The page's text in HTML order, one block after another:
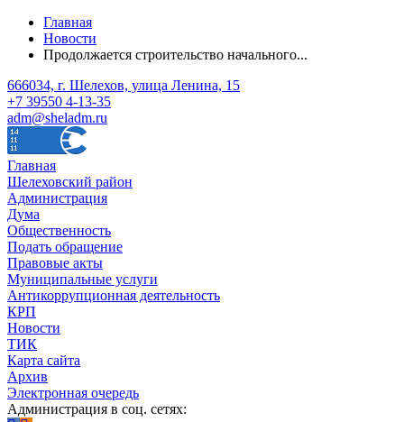
Главная
Новости
Продолжается строительство начального...
666034, г. Шелехов, улица Ленина, 15
+7 39550 4-13-35
adm@sheladm.ru
Главная
Шелеховский район
Администрация
Дума
Общественность
Подать обращение
Правовые акты
Муниципальные услуги
Антикоррупционная деятельность
КРП
Новости
ТИК
Карта сайта
Архив
Электронная очередь
Администрация в соц. сетях: